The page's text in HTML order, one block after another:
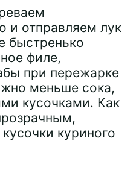
и отправляем лук
быстренько
филе,
при пережарке
меньше сока,
кусочками. Как
куриного